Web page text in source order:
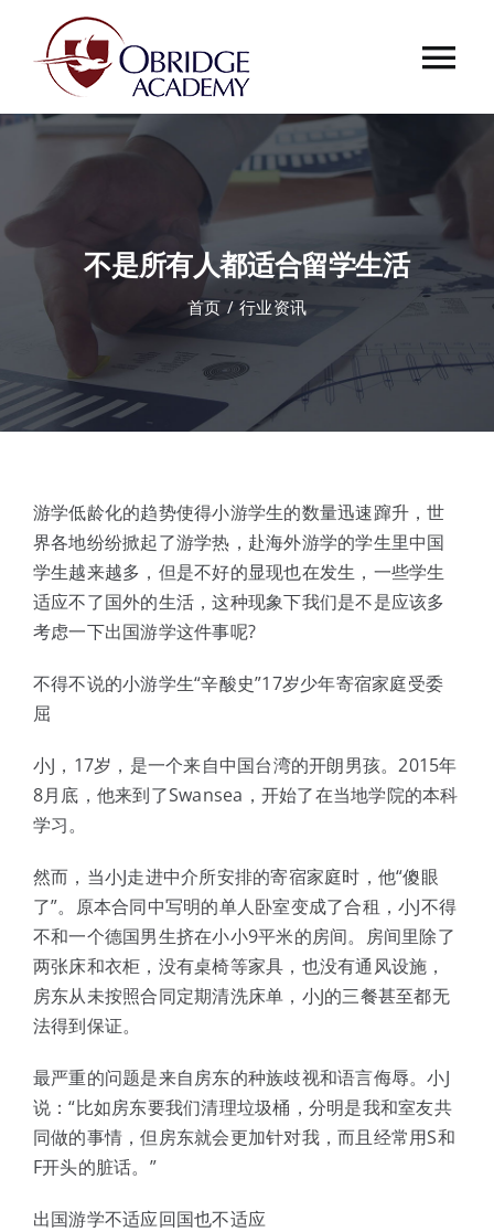
首页
欧桥介绍
课程中心
合作伙伴
体验中心
不是所有人都适合留学生活
首页 行业资讯
游学低龄化的趋势使得小游学生的数量迅速蹿升，世
界各地纷纷掀起了游学热，赴海外游学的学生里中国
学生越来越多，但是不好的显现也在发生，一些学生
适应不了国外的生活，这种现象下我们是不是应该多
考虑一下出国游学这件事呢?
不得不说的小游学生“辛酸史”17岁少年寄宿家庭受委
屈
小J，17岁，是一个来自中国台湾的开朗男孩。2015年
8月底，他来到了Swansea，开始了在当地学院的本科
学习。
然而，当小J走进中介所安排的寄宿家庭时，他“傻眼
了”。原本合同中写明的单人卧室变成了合租，小J不得
不和一个德国男生挤在小小9平米的房间。房间里除了
两张床和衣柜，没有桌椅等家具，也没有通风设施，
房东从未按照合同定期清洗床单，小J的三餐甚至都无
法得到保证。
最严重的问题是来自房东的种族歧视和语言侮辱。小J
说：“比如房东要我们清理垃圾桶，分明是我和室友共
同做的事情，但房东就会更加针对我，而且经常用S和
F开头的脏话。”
出国游学不适应回国也不适应